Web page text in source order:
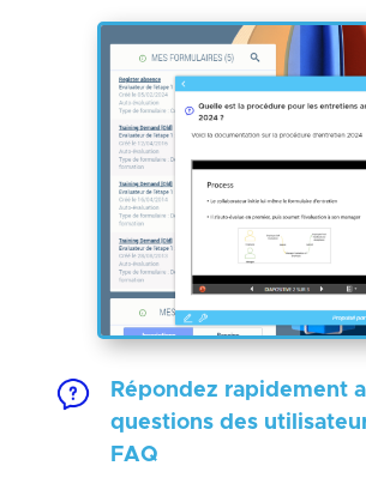
Répondez rapidement
questions des
FAQ